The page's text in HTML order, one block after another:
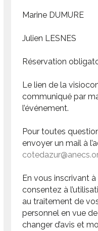
Marine DUMURE
Julien LESNES
Réservation
Le lien de la
communiqué par
l’événement.
Pour toutes
envoyer un mail à
En vous inscrivant
consentez à
au traitement de
personnel en vue
changer d’avis et